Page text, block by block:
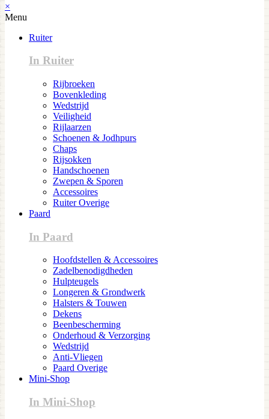
×
Menu
Ruiter
In Ruiter
Rijbroeken
Bovenkleding
Wedstrijd
Veiligheid
Rijlaarzen
Schoenen & Jodhpurs
Chaps
Rijsokken
Handschoenen
Zwepen & Sporen
Accessoires
Ruiter Overige
Paard
In Paard
Hoofdstellen & Accessoires
Zadelbenodigdheden
Hulpteugels
Longeren & Grondwerk
Halsters & Touwen
Dekens
Beenbescherming
Onderhoud & Verzorging
Wedstrijd
Anti-Vliegen
Paard Overige
Mini-Shop
In Mini-Shop